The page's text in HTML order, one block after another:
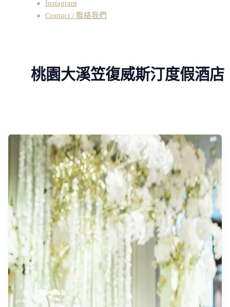
Instagram
Contact / 聯絡我們
桃園大溪笠復威斯汀度假酒店